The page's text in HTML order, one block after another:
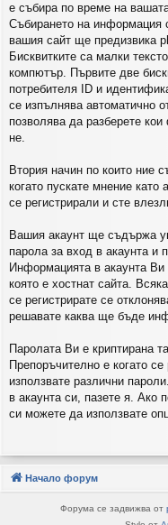
е събира по време на
Събирането на информация
вашия сайт ще предизвика
Бисквитките са малки
компютър. Първите две
потребителя ID и
се изпълнява автоматично
позволява да разберете
не.
Втория начин по които ние
когато пускате мнение
се регистрирали и сте
Вашия акаунт ще съдържа
парола за вход в акаунта и
Информацията в акаунта
която е хостнат сайта.
се регистрирате се
решавате каква ще бъде
Паролата Ви е криптирана
Препоръчително е когато
използвате различни
в акаунта си, пазете я. Ако
си можете да използвате
Начало форум
Форума се задвижва от